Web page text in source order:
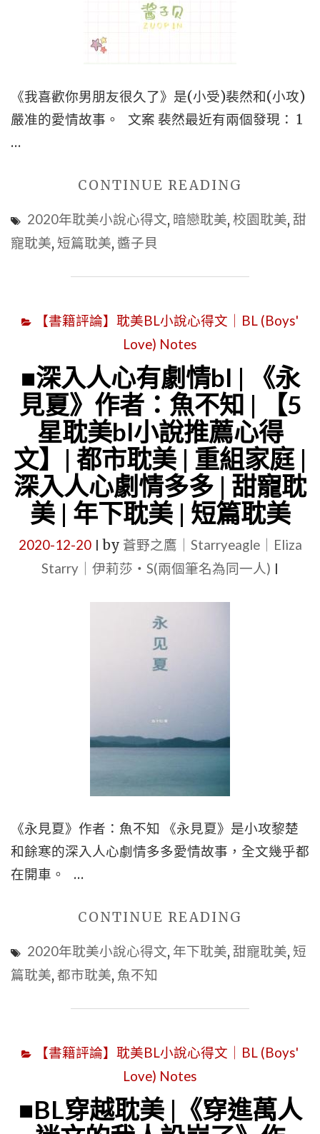
《我喜歡你男朋友很久了》是(小受)裴然和(小攻)
嚴准的愛情故事。 文案 裴然最近有兩個發現： 1
…
CONTINUE READING
園
美
《我
歡
你
男
朋
友
很
久
了》
作
者：
推
薦
耽
|
戀
美
|
2020年耽美小說心得文, 暗戀耽美, 校園耽美, 甜
寵耽美, 短篇耽美, 醬子貝
【書籍評論】耽美BL小說心得文｜BL (Boys'
Love) Notes
■深入人心有劇情bl | 《永
見夏》作者：魚不知 | 【5
星耽美bl小說推薦心得
文】| 都市耽美 | 重組家庭 |
深入人心劇情多多 | 甜寵耽
美 | 年下耽美 | 短篇耽美
2020-12-20| by 蒼野之鷹｜Starryeagle｜Eliza
Starry｜伊莉莎・S(兩個筆名為同一人)
《永見夏》作者：魚不知 《永見夏》是小攻黎楚
和餘寒的深入人心劇情多多愛情故事，全文幾乎都
在開車。 …
CONTINUE READING
入
心
劇
BL
|
2020年耽美小說心得文, 年下耽美, 甜寵耽美, 短
篇耽美, 都市耽美, 魚不知
【書籍評論】耽美BL小說心得文｜BL (Boys'
Love) Notes
■BL穿越耽美 |《穿進萬人